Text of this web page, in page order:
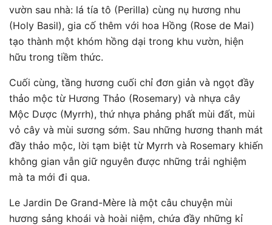
vườn sau nhà: lá tía tô (Perilla) cùng nụ hương nhu
(Holy Basil), gia cố thêm với hoa Hồng (Rose de Mai)
tạo thành một khóm hồng dại trong khu vườn, hiện
hữu trong tiềm thức.
Cuối cùng, tầng hương cuối chỉ đơn giản và ngọt đầy
thảo mộc từ Hương Thảo (Rosemary) và nhựa cây
Mộc Dược (Myrrh), thứ nhựa phảng phất mùi đất, mùi
vỏ cây và mùi sương sớm. Sau những hương thanh mát
đầy thảo mộc, lời tạm biệt từ Myrrh và Rosemary khiến
không gian vẫn giữ nguyên được những trải nghiệm
mà ta mới đi qua.
Le Jardin De Grand-Mère là một câu chuyện mùi
hương sảng khoái và hoài niệm, chứa đầy những kỉ